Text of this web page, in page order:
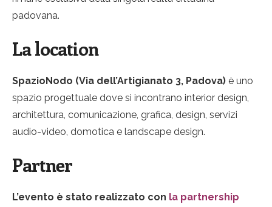
padovana.
La location
SpazioNodo (Via dell’Artigianato 3, Padova) è uno
spazio progettuale dove si incontrano interior design,
architettura, comunicazione, grafica, design, servizi
audio-video, domotica e landscape design.
Partner
L’evento è stato realizzato con la partnership